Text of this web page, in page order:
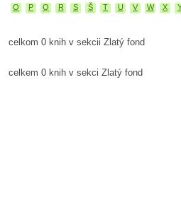
O
P Q R S Š T U V W X
celkom 0 knih v sekcii Zlatý fond
celkem 0 knih v sekci Zlatý fond